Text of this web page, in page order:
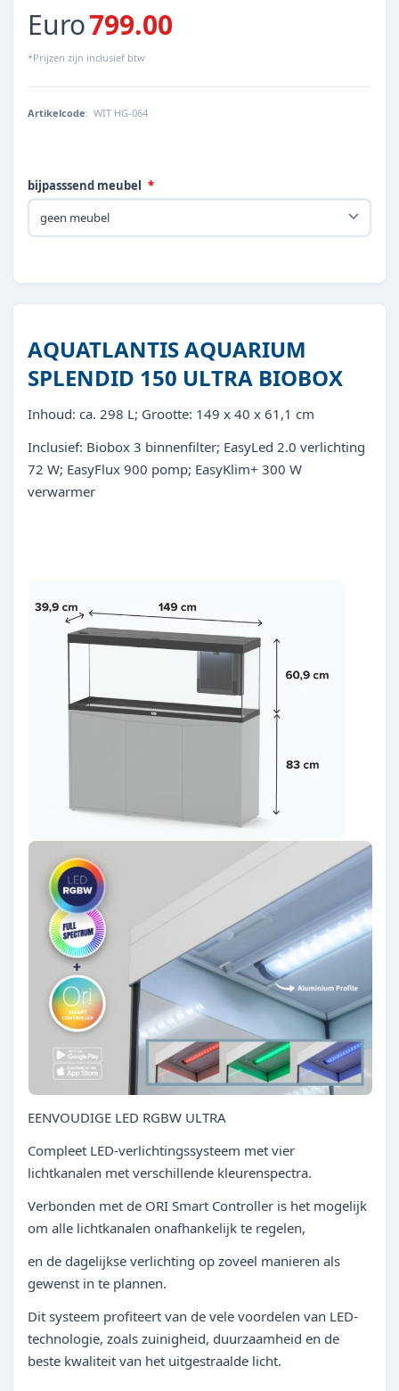
Euro799.00
*Prijzen zijn inclusief btw
Artikelcode: WIT HG-064
bijpasssend meubel
AQUATLANTIS AQUARIUM
SPLENDID 150 ULTRA BIOBOX
Inhoud: ca. 298 L; Grootte: 149 x 40 x 61,1 cm
Inclusief: Biobox 3 binnenfilter; EasyLed 2.0 verlichting
72 W; EasyFlux 900 pomp; EasyKlim+ 300 W
verwarmer
EENVOUDIGE LED RGBW ULTRA
Compleet LED-verlichtingssysteem met vier
lichtkanalen met verschillende kleurenspectra.
Verbonden met de ORI Smart Controller is het mogelijk
om alle lichtkanalen onafhankelijk te regelen,
en de dagelijkse verlichting op zoveel manieren als
gewenst in te plannen.
Dit systeem profiteert van de vele voordelen van LED-
technologie, zoals zuinigheid, duurzaamheid en de
beste kwaliteit van het uitgestraalde licht.